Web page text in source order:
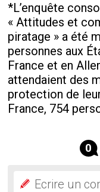
*L’enquête
« Attitudes et
piratage » a été
personnes aux
France et en
attendaient des
protection de
France, 754
0
Ecrire un